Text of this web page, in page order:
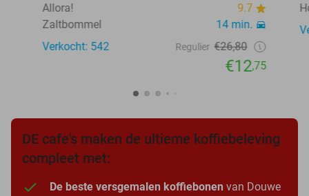
Allora!
9.7
Zaltbommel
14 min.
Verkocht: 542
Regulier €26,80
€12,75
DE cafe's maken de ultieme koffiebeleving
compleet met:
De beste versgemalen koffiebonen van Douwe